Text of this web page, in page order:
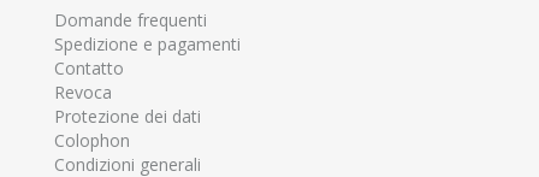
Domande frequenti
Spedizione e pagamenti
Contatto
Revoca
Protezione dei dati
Colophon
Condizioni generali